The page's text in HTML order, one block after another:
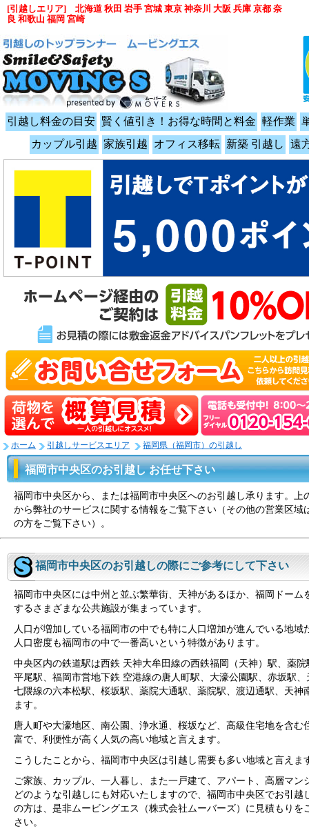
引越し料金の目安 賢く値引き！お得な時間と料金 軽作業
カップル引越 家族引越 オフィス移転 新築 引越し 遠
ホーム 引越しサービスエリア 福岡県（福岡市）の引越し
福岡市中央区のお引越し お任せ下さい
福岡市中央区から、または福岡市中央区へのお引越し承ります。上
から弊社のサービスに関する情報をご覧下さい（その他の営業区域
の方をご覧下さい）。
福岡市中央区のお引越しの際にご参考にして下さい
福岡市中央区には中州と並ぶ繁華街、天神があるほか、福岡ドーム
するさまざまな公共施設が集まっています。
人口が増加している福岡市の中でも特に人口増加が進んでいる地域
人口密度も福岡市の中で一番高いという特徴があります。
中央区内の鉄道駅は西鉄 天神大牟田線の西鉄福岡（天神）駅、薬院
平尾駅、福岡市営地下鉄 空港線の唐人町駅、大濠公園駅、赤坂駅、
七隈線の六本松駅、桜坂駅、薬院大通駅、薬院駅、渡辺通駅、天神
ます。
唐人町や大濠地区、南公園、浄水通、桜坂など、高級住宅地を含む
富で、利便性が高く人気の高い地域と言えます。
こうしたことから、福岡市中央区は引越し需要も多い地域と言えま
ご家族、カップル、一人暮し、また一戸建て、アパート、高層マン
どのような引越しにも対応いたしますので、福岡市中央区でお引越
の方は、是非ムービングエス（株式会社ムーバーズ）に見積もりを
さい。
[引越しエリア] 北海道 秋田 岩手 宮城 東京 神奈川 大阪 兵庫 京都 奈
良 和歌山 福岡 宮崎